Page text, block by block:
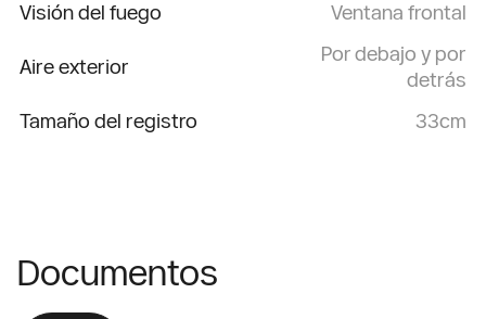
Visión del fuego Ventana frontal
Aire exterior
Por debajo y por
detrás
Tamaño del registro
33cm
Documentos